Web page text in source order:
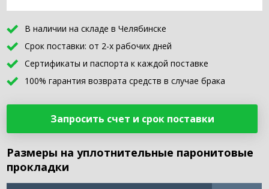
В наличии на складе в Челябинске
Срок поставки: от 2-х рабочих дней
Сертификаты и паспорта к каждой поставке
100% гарантия возврата средств в случае брака
Запросить счет и срок поставки
Размеры на уплотнительные паронитовые
прокладки